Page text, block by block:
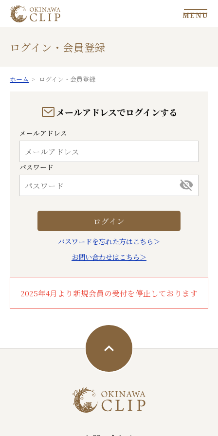
MENU
ログイン・会員登録
ホーム ログイン・会員登録
メールアドレスでログインする
メールアドレス
パスワード
パスワードを忘れた方はこちら＞
お問い合わせはこちら＞
2025年4月より新規会員の受付を停止しております